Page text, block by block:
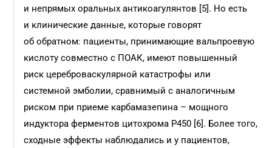
и непрямых оральных антикоагулянтов [5]. Но есть
и клинические данные, которые говорят
об обратном: пациенты, принимающие вальпроевую
кислоту совместно с ПОАК, имеют повышенный
риск цереброваскулярной катастрофы или
системной эмболии, сравнимый с аналогичным
риском при приеме карбамазепина – мощного
индуктора ферментов цитохрома Р450 [6]. Более того,
сходные эффекты наблюдались и у пациентов,